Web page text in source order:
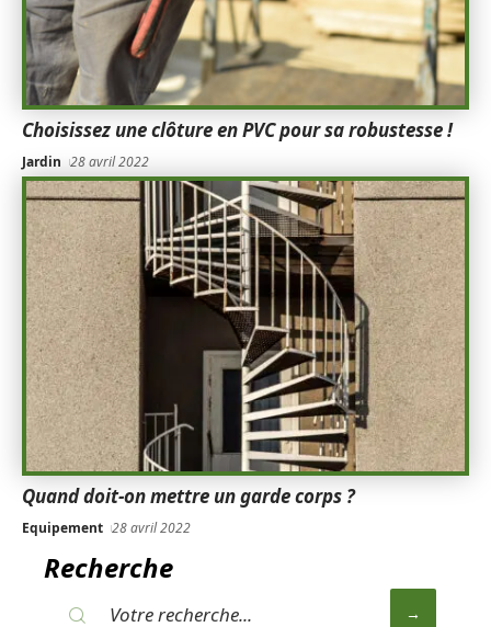
Choisissez une clôture en PVC pour sa robustesse !
Jardin 28 avril 2022
Quand doit-on mettre un garde corps ?
Equipement 28 avril 2022
Recherche